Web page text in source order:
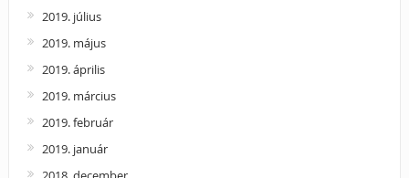
2019. július
2019. május
2019. április
2019. március
2019. február
2019. január